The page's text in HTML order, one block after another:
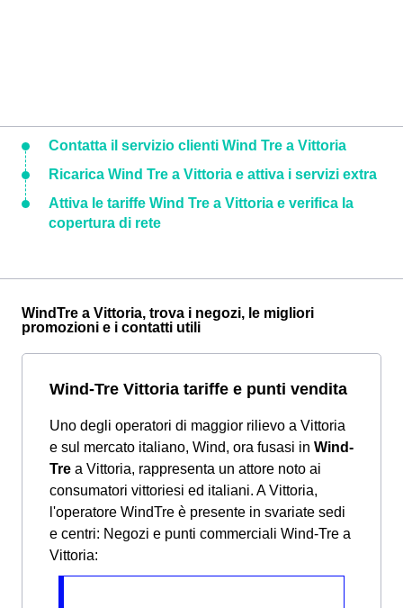
Contatta il servizio clienti Wind Tre a Vittoria
Ricarica Wind Tre a Vittoria e attiva i servizi extra
Attiva le tariffe Wind Tre a Vittoria e verifica la
copertura di rete
WindTre a Vittoria, trova i negozi, le migliori
promozioni e i contatti utili
Wind-Tre Vittoria tariffe e punti vendita
Uno degli operatori di maggior rilievo a Vittoria
e sul mercato italiano, Wind, ora fusasi in Wind-
Tre a Vittoria, rappresenta un attore noto ai
consumatori vittoriesi ed italiani. A Vittoria,
l'operatore WindTre è presente in svariate sedi
e centri: Negozi e punti commerciali Wind-Tre a
Vittoria: